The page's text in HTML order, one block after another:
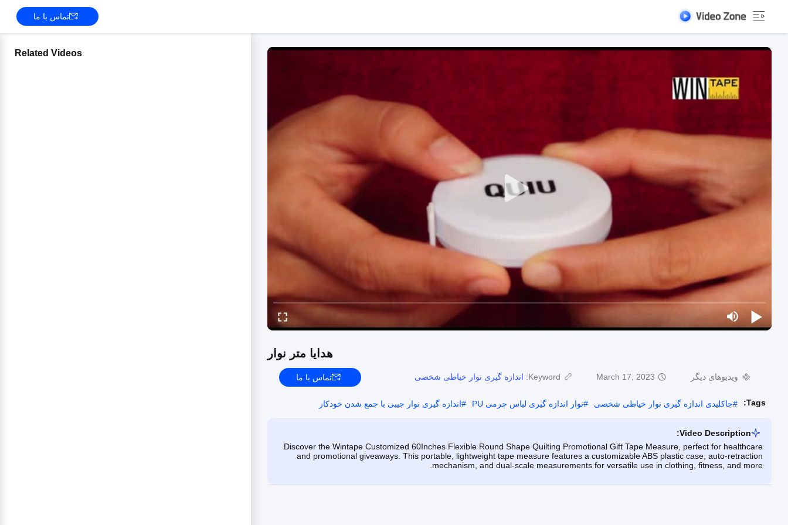
تماس با ما
هدایا متر نوار
ویدیوهای دیگر March 17, 2023
Keyword: اندازه گیری نوار خیاطی شخصی تماس با ما
Tags:
#جاکلیدی اندازه گیری نوار خیاطی شخصی #نوار اندازه گیری لباس چرمی PU #اندازه گیری نوار جیبی با جمع شدن خودکار
Video Description:
Discover the Wintape Customized 60Inches Flexible Round Shape Quilting Promotional Gift Tape Measure, perfect for healthcare
and promotional giveaways. This portable, lightweight tape measure features a customizable ABS plastic case, auto-retraction
mechanism, and dual-scale measurements for versatile use in clothing, fitness, and more.
Related Videos